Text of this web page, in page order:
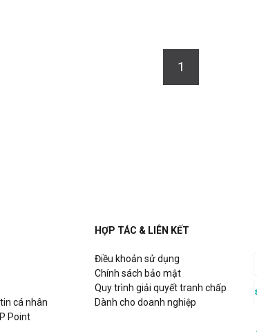
1
cá nhân
Point
HỢP TÁC & LIÊN KẾT
Điều khoản sử dụng
Chính sách bảo mật
Quy trình giải quyết tranh chấp
Dành cho doanh nghiệp